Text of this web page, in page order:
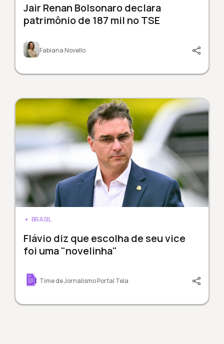
Jair Renan Bolsonaro declara
patrimônio de 187 mil no TSE
Fabiana Novello
BRASIL
Flávio diz que escolha de seu vice
foi uma "novelinha"
Time de Jornalismo Portal Tela